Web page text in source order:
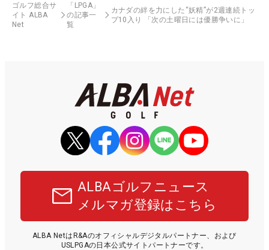
ゴルフ総合サ
イト ALBA
Net
「LPGA」
の記事一
覧
カナダの絆を力にした“妖精”が2週連続トッ
プ10入り 「次の土曜日には優勝争いに」
ALBAゴルフニュース
メルマガ登録はこちら
ALBA NetはR&Aのオフィシャルデジタルパートナー、および
USLPGAの日本公式サイトパートナーです。